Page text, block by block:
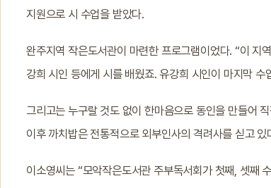
지원으로 시 수업을 받았다.
완주지역 작은도서관이 마련한 프로그램이었다. “이 지
강희 시인 등에게 시를 배웠죠. 유강희 시인이 마지막 수
그리고는 누구랄 것도 없이 한마음으로 동인을 만들어
이후 까치밥은 전통적으로 외부인사의 격려사를 싣고
이소영씨는 “모악작은도서관 주부독서회가 첫째, 셋째